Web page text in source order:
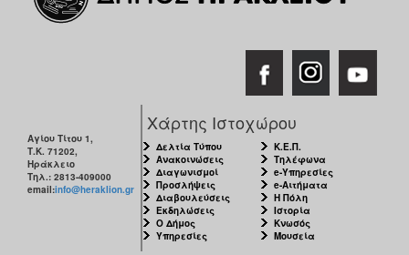
Αγίου Τίτου 1,
Τ.Κ. 71202,
Ηράκλειο
Τηλ.: 2813-409000
email:info@heraklion.gr
Χάρτης Ιστοχώρου
Δελτία Τύπου
Ανακοινώσεις
Διαγωνισμοί
Προσλήψεις
Διαβουλεύσεις
Εκδηλώσεις
Ο Δήμος
Υπηρεσίες
Κ.Ε.Π.
Τηλέφωνα
e-Υπηρεσίες
e-Αιτήματα
Η Πόλη
Ιστορία
Κνωσός
Μουσεία